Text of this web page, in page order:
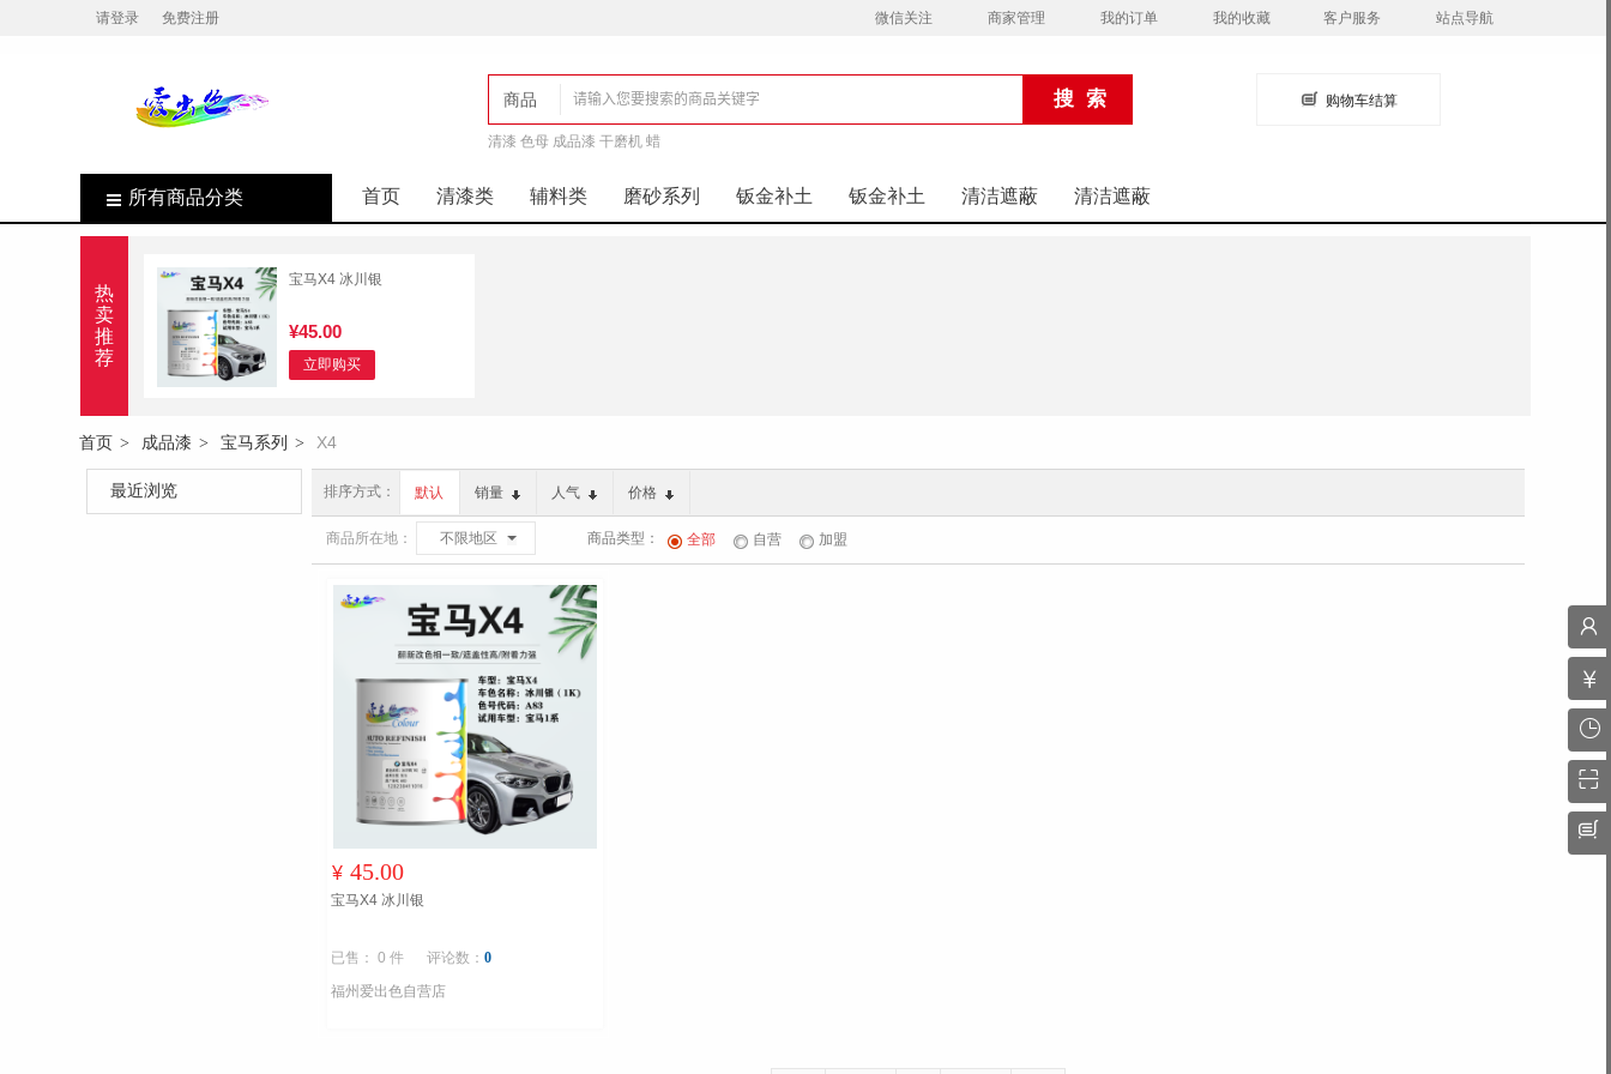
请登录 免费注册 微信关注 商家管理 我的订单 我的收藏 客户服务 站点导航
商品
店铺
清漆 色母 成品漆 干磨机 蜡
购物车结算
所有商品分类 首页 清漆类 辅料类 磨砂系列 钣金补土 钣金补土 清洁遮蔽 清洁遮蔽
热
卖
推
荐
宝马X4 冰川银
¥45.00
立即购买
首页 > 成品漆 > 宝马系列 > X4
最近浏览 排序方式： 默认 销量 人气 价格
商品所在地： 不限地区 商品类型： 全部 自营 加盟
¥ 45.00
宝马X4 冰川银
已售： 0 件 评论数： 0
福州爱出色自营店